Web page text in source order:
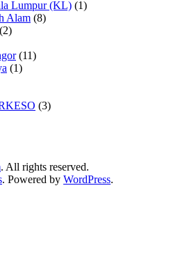
Lumpur (KL) (1)
Alam (8)
(2)
(11)
(1)
(3)
. All rights reserved.
. Powered by WordPress.